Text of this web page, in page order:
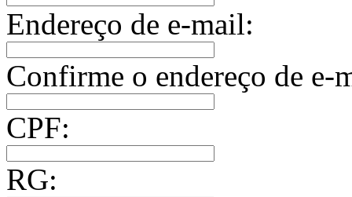
Endereço de e-mail:
Confirme o endereço de e-
CPF:
RG: